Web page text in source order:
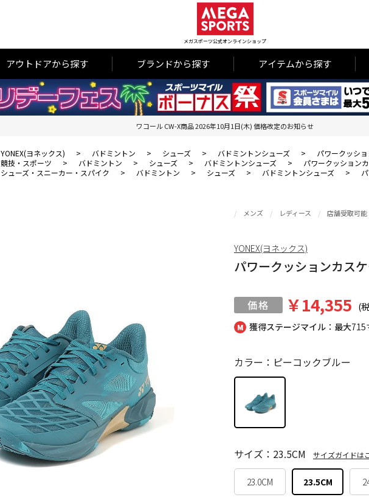
メガスポーツ公式オンラインショップ
アウトドアから探す ブランドから探す アイテムから探す
ワコール CW-X商品 2026年10月1日(木) 価格改定のお知らせ
YONEX(ヨネックス) > バドミントン > シューズ > バドミントンシューズ >
パワークッシ
競技・スポーツ > バドミントン > シューズ > バドミントンシューズ >
パワークッション
シューズ・スニーカー・スパイク > バドミントン > シューズ > バドミントンシューズ >
獲得ステージマイル：最大715
メンズ レディース 店舗受取可能
パワークッションカス
￥14,355 (
カラー：ピーコックブルー
23.0CM 23.5CM
サイズ：23.5CM サイズガイドは
YONEX(ヨネックス)